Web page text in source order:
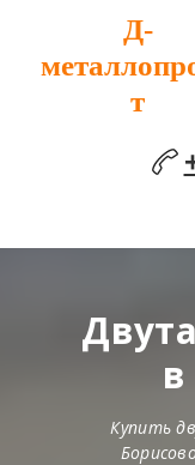
Д-
т
Купить